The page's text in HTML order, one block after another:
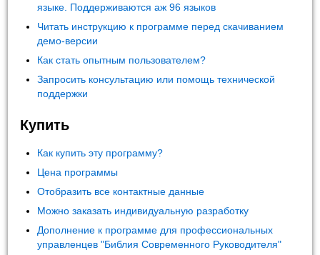
языке. Поддерживаются аж 96 языков
Читать инструкцию к программе перед скачиванием
демо-версии
Как стать опытным пользователем?
Запросить консультацию или помощь технической
поддержки
Купить
Как купить эту программу?
Цена программы
Отобразить все контактные данные
Можно заказать индивидуальную разработку
Дополнение к программе для профессиональных
управленцев "Библия Современного Руководителя"